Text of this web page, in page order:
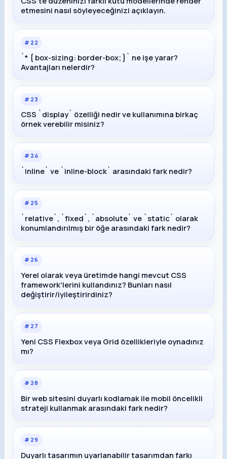
etmesini nasıl söyleyeceğinizi açıklayın.
# 22
`* { box-sizing: border-box; }` ne işe yarar?
Avantajları nelerdir?
# 23
CSS `display` özelliği nedir ve kullanımına birkaç
örnek verebilir misiniz?
# 24
`inline` ve `inline-block` arasındaki fark nedir?
# 25
`relative`, `fixed`, `absolute` ve `static` olarak
konumlandırılmış bir öğe arasındaki fark nedir?
# 26
Yerel olarak veya üretimde hangi mevcut CSS
framework'lerini kullandınız? Bunları nasıl
değiştirir/iyileştirirdiniz?
# 27
Yeni CSS Flexbox veya Grid özellikleriyle oynadınız
mı?
# 28
Bir web sitesini duyarlı kodlamak ile mobil öncelikli
strateji kullanmak arasındaki fark nedir?
# 29
Duyarlı tasarımın uyarlanabilir tasarımdan farkı